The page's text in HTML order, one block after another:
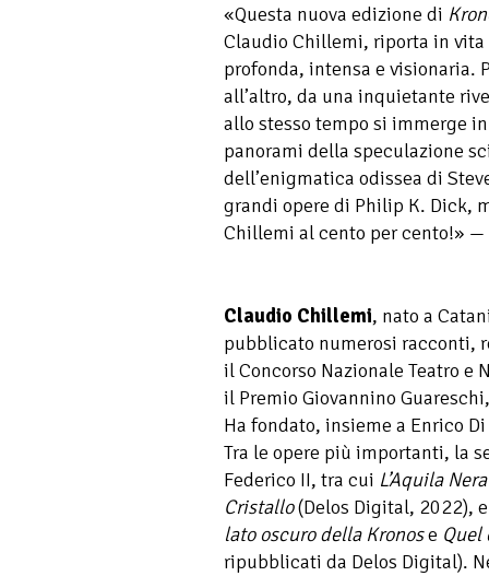
«Questa nuova edizione di
Claudio Chillemi, riporta in
profonda, intensa e visionaria.
all’altro, da una inquietante
allo stesso tempo si immerge
panorami della speculazione
dell’enigmatica odissea di
grandi opere di Philip K. Dick,
Chillemi al cento per cento!» —
Claudio Chillemi, nato a
pubblicato numerosi racconti,
il Concorso Nazionale Teatro e
il Premio Giovannino
Ha fondato, insieme a Enrico
Tra le opere più importanti, la
Federico II, tra cui L’Aquila Nera
Cristallo(Delos Digital, 2022),
lato oscuro della Kronose Quel
ripubblicati da Delos Digital).